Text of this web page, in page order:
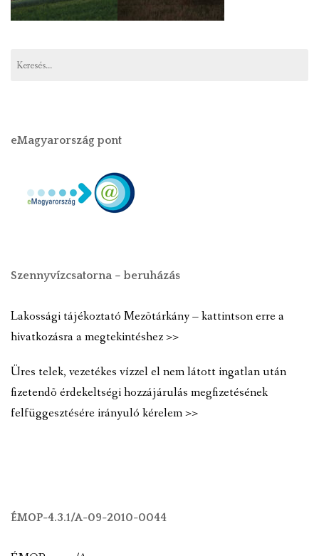
eMagyarország pont
Szennyvízcsatorna – beruházás
Lakossági tájékoztató Mezõtárkány – kattintson erre a
hivatkozásra a megtekintéshez >>
Üres telek, vezetékes vízzel el nem látott ingatlan után
fizetendõ érdekeltségi hozzájárulás megfizetésének
felfüggesztésére irányuló kérelem >>
ÉMOP-4.3.1/A-09-2010-0044